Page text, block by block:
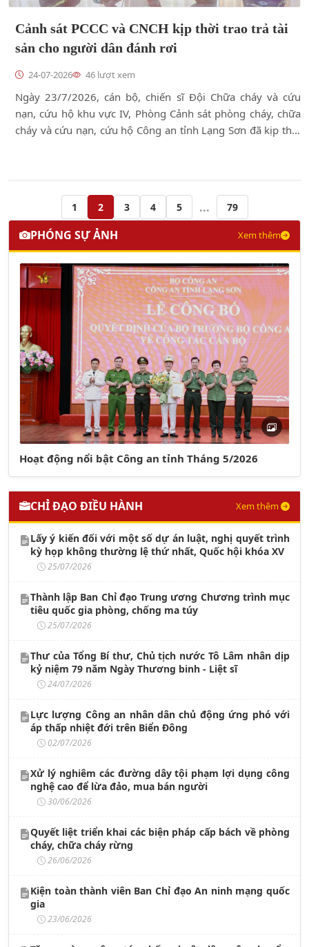
Cảnh sát PCCC và CNCH kịp thời trao trả tài
sản cho người dân đánh rơi
24-07-2026 46 lượt xem
Ngày 23/7/2026, cán bộ, chiến sĩ Đội Chữa cháy và cứu
nạn, cứu hộ khu vực IV, Phòng Cảnh sát phòng cháy, chữa
cháy và cứu nạn, cứu hộ Công an tỉnh Lạng Sơn đã kịp thời
1 2 3 4 5 ... 79
PHÓNG SỰ ẢNH Xem thêm
Hoạt động nổi bật Công an tỉnh Tháng 5/2026
CHỈ ĐẠO ĐIỀU HÀNH Xem thêm
Lấy ý kiến đối với một số dự án luật, nghị quyết trình
kỳ họp không thường lệ thứ nhất, Quốc hội khóa XV
25/07/2026
Thành lập Ban Chỉ đạo Trung ương Chương trình mục
tiêu quốc gia phòng, chống ma túy
25/07/2026
Thư của Tổng Bí thư, Chủ tịch nước Tô Lâm nhân dịp
kỷ niệm 79 năm Ngày Thương binh - Liệt sĩ
24/07/2026
Lực lượng Công an nhân dân chủ động ứng phó với
áp thấp nhiệt đới trên Biển Đông
02/07/2026
Xử lý nghiêm các đường dây tội phạm lợi dụng công
nghệ cao để lừa đảo, mua bán người
30/06/2026
Quyết liệt triển khai các biện pháp cấp bách về phòng
cháy, chữa cháy rừng
26/06/2026
Kiện toàn thành viên Ban Chỉ đạo An ninh mạng quốc
gia
23/06/2026